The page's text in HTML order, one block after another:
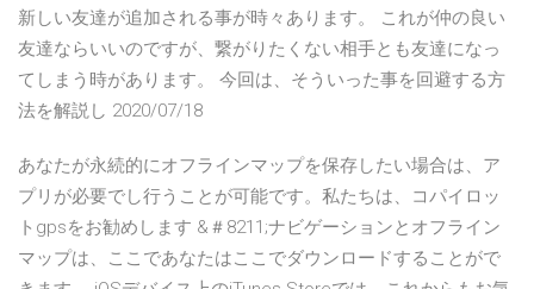
新しい友達が追加される事が時々あります。 これが仲の良い
友達ならいいのですが、繋がりたくない相手とも友達になっ
てしまう時があります。 今回は、そういった事を回避する方
法を解説し 2020/07/18
あなたが永続的にオフラインマップを保存したい場合は、ア
プリが必要でし行うことが可能です。私たちは、コパイロッ
トgpsをお勧めします &＃8211;ナビゲーションとオフライン
マップは、ここであなたはここでダウンロードすることがで